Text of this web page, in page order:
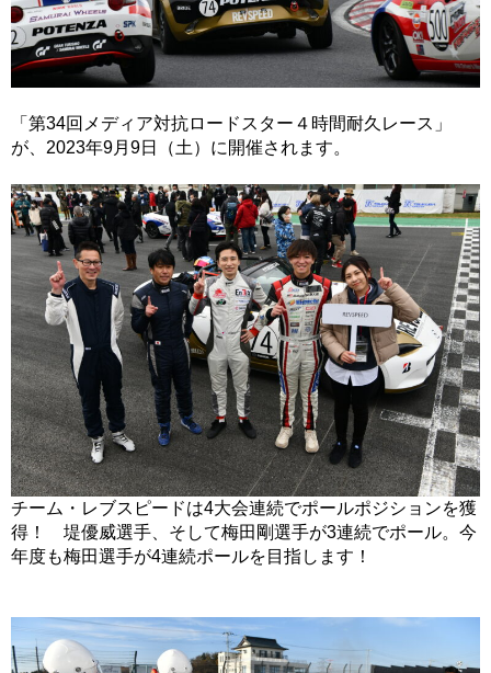
「第34回メディア対抗ロードスター４時間耐久レース」
が、2023年9月9日（土）に開催されます。
チーム・レブスピードは4大会連続でポールポジションを獲
得！ 堤優威選手、そして梅田剛選手が3連続でポール。今
年度も梅田選手が4連続ポールを目指します！